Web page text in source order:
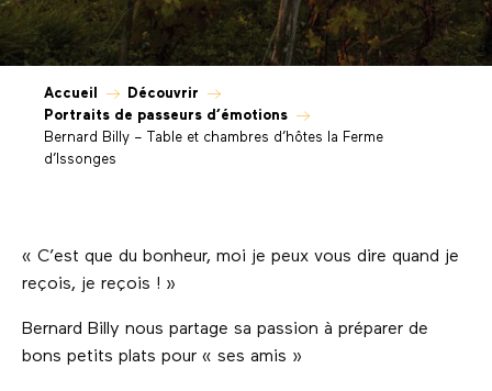
Accueil
Découvrir
Portraits de passeurs d’émotions
Bernard Billy – Table et chambres d’hôtes la Ferme
d’Issonges
« C’est que du bonheur, moi je peux vous dire quand je
reçois, je reçois ! »
Bernard Billy nous partage sa passion à préparer de
bons petits plats pour « ses amis »